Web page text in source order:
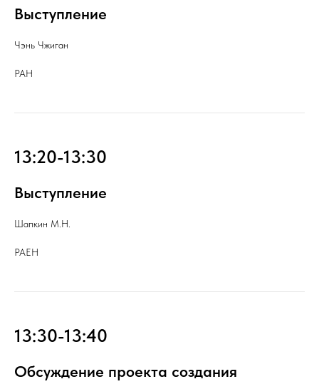
Выступление
Чэнь Чжиган
РАН
13:20-13:30
Выступление
Шапкин М.Н.
РАЕН
13:30-13:40
Обсуждение проекта создания